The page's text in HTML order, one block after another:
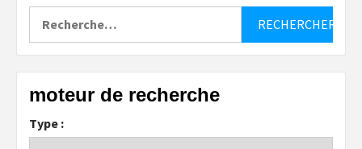
moteur de recherche
Type :